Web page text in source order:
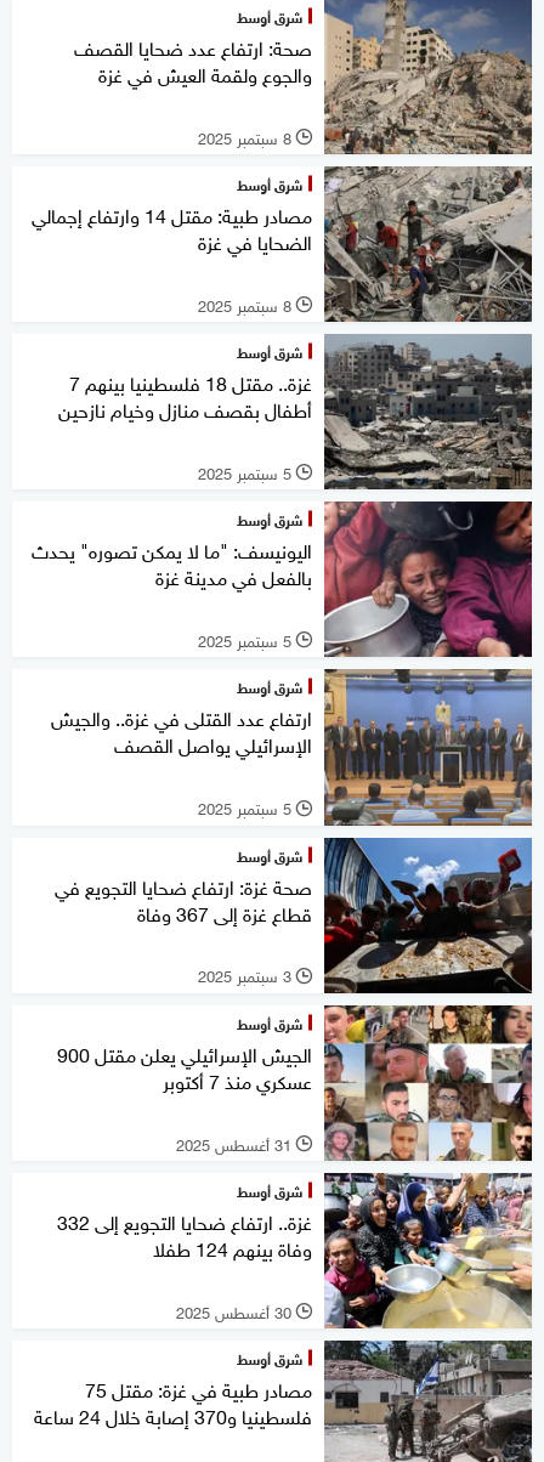
شرق أوسط
صحة: ارتفاع عدد ضحايا القصف
والجوع ولقمة العيش في غزة
l 8 سبتمبر 2025
شرق أوسط
مصادر طبية: مقتل 14 وارتفاع إجمالي
الضحايا في غزة
l 8 سبتمبر 2025
شرق أوسط
غزة.. مقتل 18 فلسطينيا بينهم 7
أطفال بقصف منازل وخيام نازحين
l 5 سبتمبر 2025
شرق أوسط
اليونيسف: "ما لا يمكن تصوره" يحدث
بالفعل في مدينة غزة
l 5 سبتمبر 2025
شرق أوسط
ارتفاع عدد القتلى في غزة.. والجيش
الإسرائيلي يواصل القصف
l 5 سبتمبر 2025
شرق أوسط
صحة غزة: ارتفاع ضحايا التجويع في
قطاع غزة إلى 367 وفاة
l 3 سبتمبر 2025
شرق أوسط
الجيش الإسرائيلي يعلن مقتل 900
عسكري منذ 7 أكتوبر
l 31 أغسطس 2025
شرق أوسط
غزة.. ارتفاع ضحايا التجويع إلى 332
وفاة بينهم 124 طفلا
l 30 أغسطس 2025
شرق أوسط
مصادر طبية في غزة: مقتل 75
فلسطينيا و370 إصابة خلال 24 ساعة